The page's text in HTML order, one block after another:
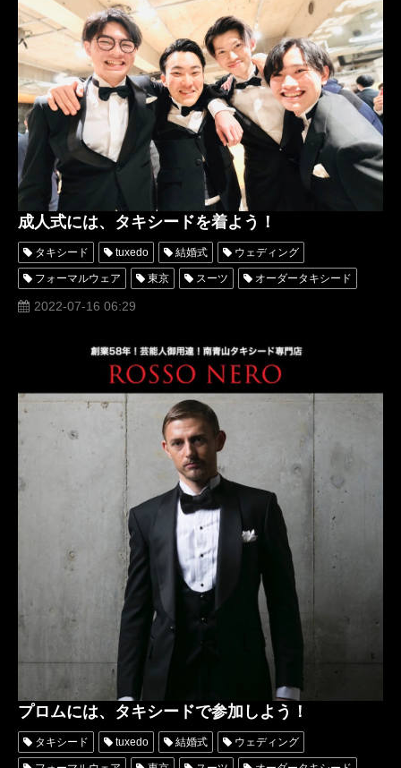
プロム アトリエロッソネロ 名古屋オーダータキシード
ドレスコード
成人式には、タキシードを着よう！
タキシード tuxedo 結婚式 ウェディング
フォーマルウェア 東京 スーツ オーダータキシード
レンタルタキシード
タキシードオーダー東京 タキシードレンタル東京
アトリエロッソネロ 名古屋オーダータキシード
ドレスコード
2022-07-16 06:29
プロムには、タキシードで参加しよう！
タキシード tuxedo 結婚式 ウェディング